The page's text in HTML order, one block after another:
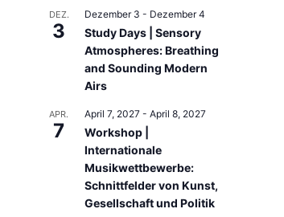
DEZ.
3
Dezember 3 - Dezember 4
Study Days | Sensory
Atmospheres: Breathing
and Sounding Modern
Airs
APR.
7
April 7, 2027 - April 8, 2027
Workshop |
Internationale
Musikwettbewerbe:
Schnittfelder von Kunst,
Gesellschaft und Politik